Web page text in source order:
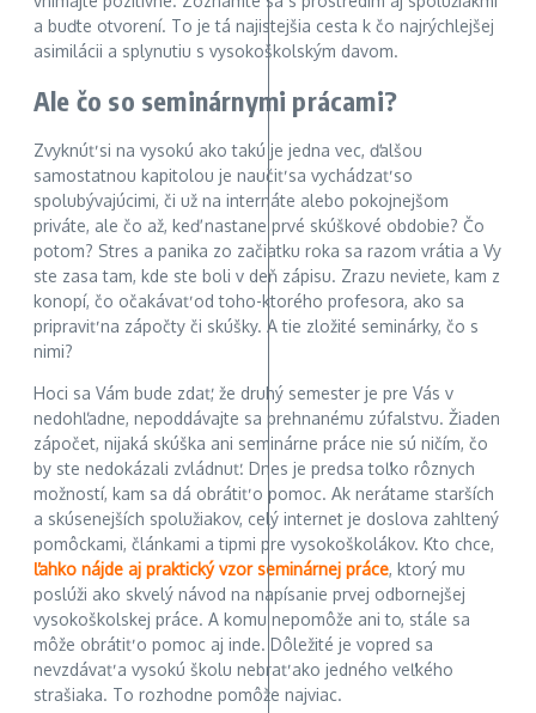
a buďte otvorení. To je tá najistejšia cesta k čo najrýchlejšej
asimilácii a splynutiu s vysokoškolským davom.
Ale čo so seminárnymi prácami?
Zvyknúť si na vysokú ako takú je jedna vec, ďalšou
samostatnou kapitolou je naučiť sa vychádzať so
spolubývajúcimi, či už na internáte alebo pokojnejšom
priváte, ale čo až, keď nastane prvé skúškové obdobie? Čo
potom? Stres a panika zo začiatku roka sa razom vrátia a Vy
ste zasa tam, kde ste boli v deň zápisu. Zrazu neviete, kam z
konopí, čo očakávať od toho-ktorého profesora, ako sa
pripraviť na zápočty či skúšky. A tie zložité seminárky, čo s
nimi?
Hoci sa Vám bude zdať, že druhý semester je pre Vás v
nedohľadne, nepoddávajte sa prehnanému zúfalstvu. Žiaden
zápočet, nijaká skúška ani seminárne práce nie sú ničím, čo
by ste nedokázali zvládnuť. Dnes je predsa toľko rôznych
možností, kam sa dá obrátiť o pomoc. Ak nerátame starších
a skúsenejších spolužiakov, celý internet je doslova zahltený
pomôckami, článkami a tipmi pre vysokoškolákov. Kto chce,
ľahko nájde aj praktický vzor seminárnej práce, ktorý mu
poslúži ako skvelý návod na napísanie prvej odbornejšej
vysokoškolskej práce. A komu nepomôže ani to, stále sa
môže obrátiť o pomoc aj inde. Dôležité je vopred sa
nevzdávať a vysokú školu nebrať ako jedného veľkého
strašiaka. To rozhodne pomôže najviac.